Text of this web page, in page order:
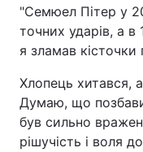
Спорт
Техно і зв'язок
Зброя
Здоров'я
"Семюел Пітер у
точних ударів, а
я зламав кісточки
Хлопець хитався,
Думаю, що
був сильно
рішучість і воля